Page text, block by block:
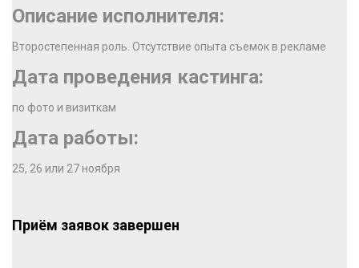
Описание исполнителя:
Второстепенная роль. Отсутствие опыта съемок в рекламе
Дата проведения кастинга:
по фото и визиткам
Дата работы:
25, 26 или 27 ноября
Приём заявок завершен